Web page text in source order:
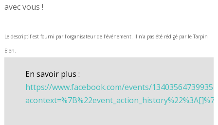
avec vous !
Le descriptif est fourni par l'organisateur de l'événement. Il n'a pas été rédigé par le Tarpin
Bien.
En savoir plus :
https://www.facebook.com/events/